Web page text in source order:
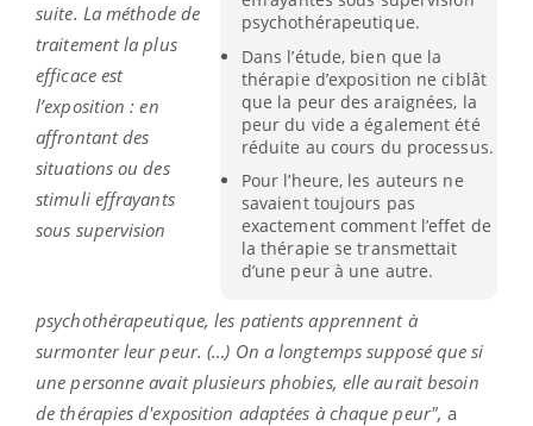
psychothérapeutique.
Dans l’étude, bien que la
thérapie d’exposition ne ciblât
que la peur des araignées, la
peur du vide a également été
réduite au cours du processus.
Pour l’heure, les auteurs ne
savaient toujours pas
exactement comment l’effet de
la thérapie se transmettait
d’une peur à une autre.
suite. La méthode de
traitement la plus
efficace est
l’exposition : en
affrontant des
situations ou des
stimuli effrayants
sous supervision
psychothérapeutique, les patients apprennent à
surmonter leur peur. (…) On a longtemps supposé que si
une personne avait plusieurs phobies, elle aurait besoin
de thérapies d'exposition adaptées à chaque peur", a